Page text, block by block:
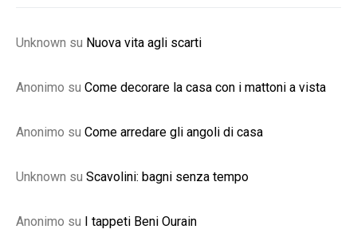
Unknown su Nuova vita agli scarti
Anonimo su Come decorare la casa con i mattoni a vista
Anonimo su Come arredare gli angoli di casa
Unknown su Scavolini: bagni senza tempo
Anonimo su I tappeti Beni Ourain